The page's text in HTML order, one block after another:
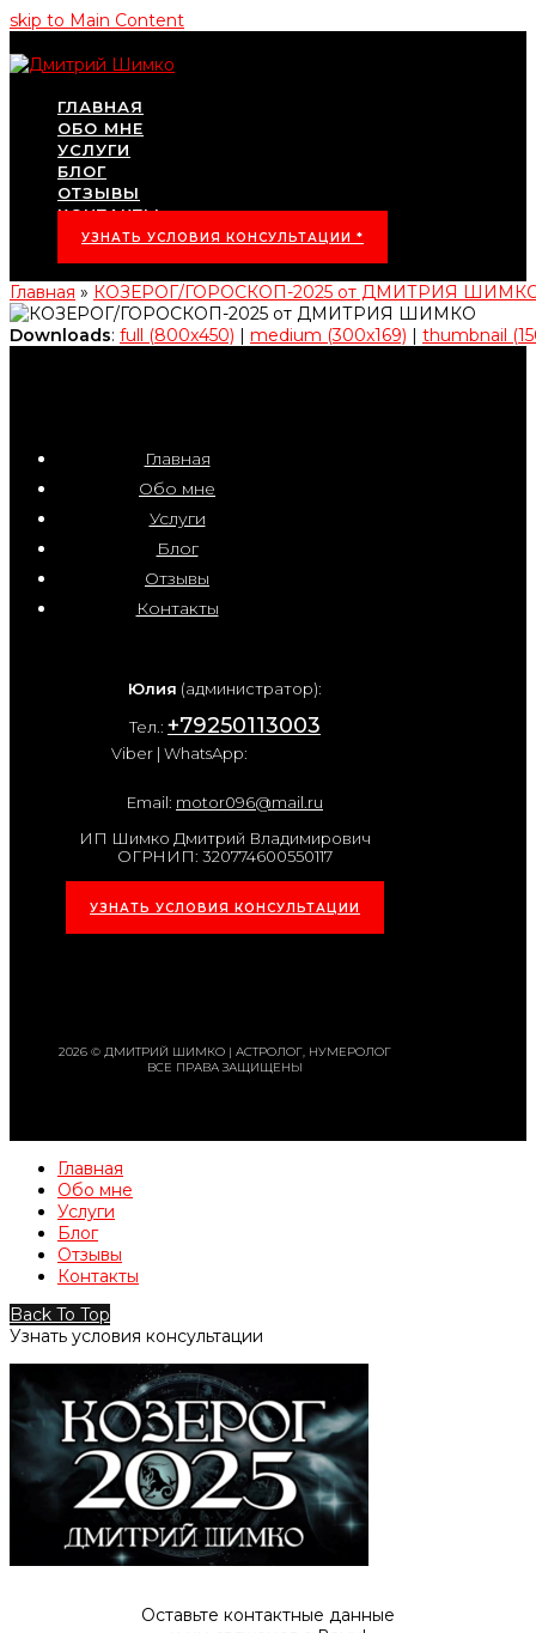
skip to Main Content
ГЛАВНАЯ
ОБО МНЕ
УСЛУГИ
БЛОГ
ОТЗЫВЫ
КОНТАКТЫ
УЗНАТЬ УСЛОВИЯ КОНСУЛЬТАЦИИ *
Главная » КОЗЕРОГ/ГОРОСКОП-2025 от ДМИТРИЯ
Downloads: full (800x450) | medium (300x169) | thumbnail
Главная
Обо мне
Услуги
Блог
Отзывы
Контакты
Юлия (администратор):
Тел.: +79250113003
Viber | WhatsApp:
Email: motor096@mail.ru
ИП Шимко Дмитрий Владимирович
ОГРНИП: 320774600550117
УЗНАТЬ УСЛОВИЯ КОНСУЛЬТАЦИИ
2026 © ДМИТРИЙ ШИМКО | АСТРОЛОГ, НУМЕРОЛОГ
ВСЕ ПРАВА ЗАЩИЩЕНЫ
Главная
Обо мне
Услуги
Блог
Отзывы
Контакты
Back To Top
Узнать условия консультации
Оставьте контактные данные